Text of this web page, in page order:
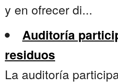
y en ofrecer di...
Auditoría
residuos
La auditoría